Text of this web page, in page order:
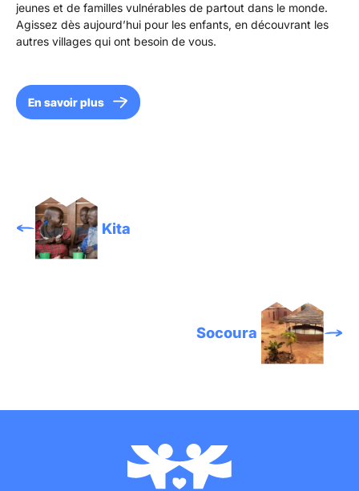
jeunes et de familles vulnérables de partout dans le monde.
Agissez dès aujourd’hui pour les enfants, en découvrant les
autres villages qui ont besoin de vous.
En savoir plus
Kita
Socoura